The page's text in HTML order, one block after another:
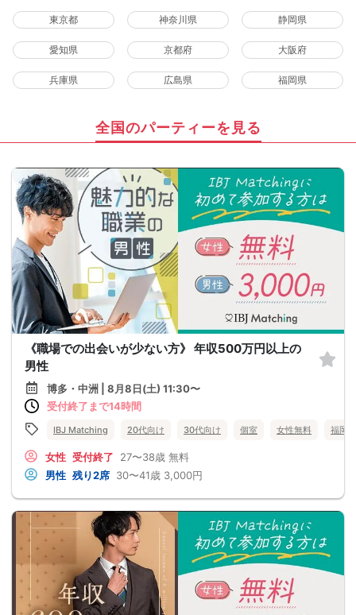
東京都 神奈川県 静岡県
愛知県 京都府 大阪府
兵庫県 広島県 福岡県
全国のパーティーを見る
《職場での出会いが少ない方》 年収500万円以上の
男性
博多・中洲 | 8月8日(土) 11:30〜
受付終了まで14時間
IBJ Matching 20代向け 30代向け 個室 女性無料 福岡県
女性 受付終了 27〜38歳 無料
男性 残り2席 30〜41歳 3,000円